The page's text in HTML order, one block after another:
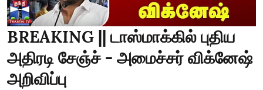
BREAKING || டாஸ்மாக்கில் புதிய
அதிரடி சேஞ்ச் - அமைச்சர் விக்னேஷ்
அறிவிப்பு